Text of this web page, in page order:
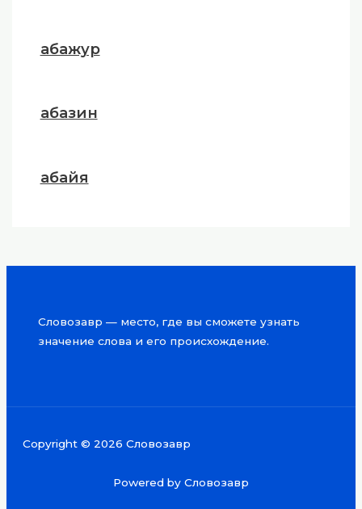
абажур
абазин
абайя
Словозавр — место, где вы сможете узнать
значение слова и его происхождение.
Copyright © 2026 Словозавр
Powered by Словозавр